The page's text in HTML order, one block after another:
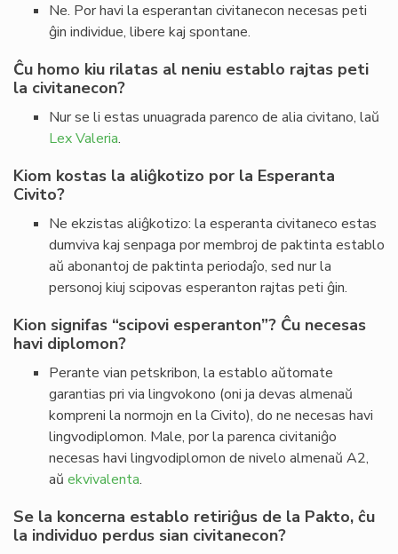
Ne. Por havi la esperantan civitanecon necesas peti
ĝin individue, libere kaj spontane.
Ĉu homo kiu rilatas al neniu establo rajtas peti
la civitanecon?
Nur se li estas unuagrada parenco de alia civitano, laŭ
Lex Valeria.
Kiom kostas la aliĝkotizo por la Esperanta
Civito?
Ne ekzistas aliĝkotizo: la esperanta civitaneco estas
dumviva kaj senpaga por membroj de paktinta establo
aŭ abonantoj de paktinta periodaĵo, sed nur la
personoj kiuj scipovas esperanton rajtas peti ĝin.
Kion signifas “scipovi esperanton”? Ĉu necesas
havi diplomon?
Perante vian petskribon, la establo aŭtomate
garantias pri via lingvokono (oni ja devas almenaŭ
kompreni la normojn en la Civito), do ne necesas havi
lingvodiplomon. Male, por la parenca civitaniĝo
necesas havi lingvodiplomon de nivelo almenaŭ A2,
aŭ ekvivalenta.
Se la koncerna establo retiriĝus de la Pakto, ĉu
la individuo perdus sian civitanecon?